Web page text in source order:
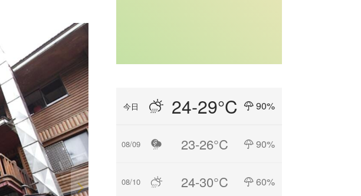
今日 24-29°C 90%
08/09 23-26°C 90%
08/10 24-30°C 60%